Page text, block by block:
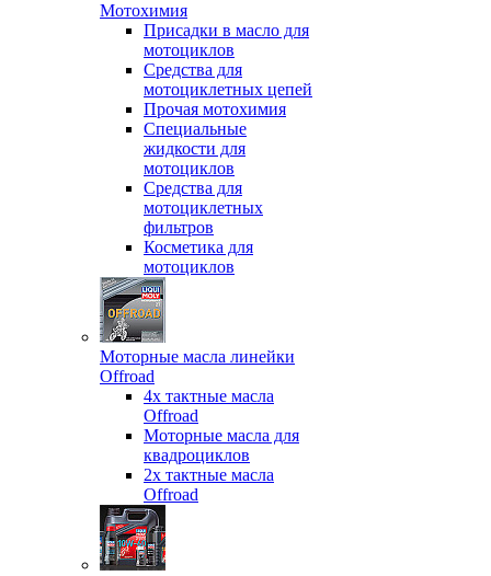
Мотохимия
Присадки в масло для
мотоциклов
Средства для
мотоциклетных цепей
Прочая мотохимия
Специальные
жидкости для
мотоциклов
Средства для
мотоциклетных
фильтров
Косметика для
мотоциклов
Моторные масла линейки
Offroad
4х тактные масла
Offroad
Моторные масла для
квадроциклов
2х тактные масла
Offroad